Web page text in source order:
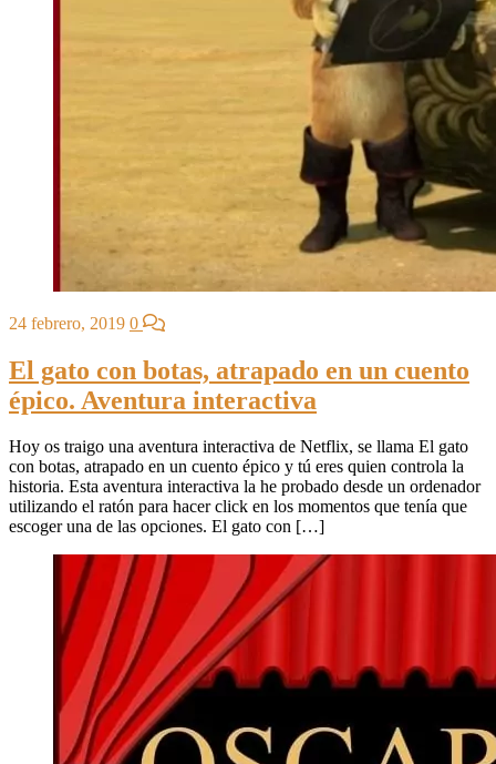
24 febrero, 2019 0
El gato con botas, atrapado en un cuento
épico. Aventura interactiva
Hoy os traigo una aventura interactiva de Netflix, se llama El gato
con botas, atrapado en un cuento épico y tú eres quien controla la
historia. Esta aventura interactiva la he probado desde un ordenador
utilizando el ratón para hacer click en los momentos que tenía que
escoger una de las opciones. El gato con […]